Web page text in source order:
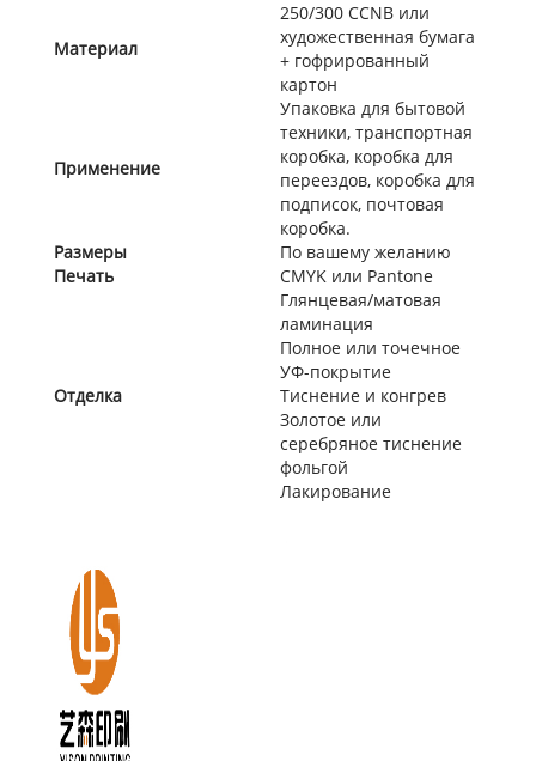
Материал
250/300 CCNB или
художественная бумага
+ гофрированный
картон
Применение
Упаковка для бытовой
техники, транспортная
коробка, коробка для
переездов, коробка для
подписок, почтовая
коробка.
Размеры
По вашему желанию
Печать
CMYK или Pantone
Отделка
Глянцевая/матовая
ламинация
Полное или точечное
УФ-покрытие
Тиснение и конгрев
Золотое или
серебряное тиснение
фольгой
Лакирование